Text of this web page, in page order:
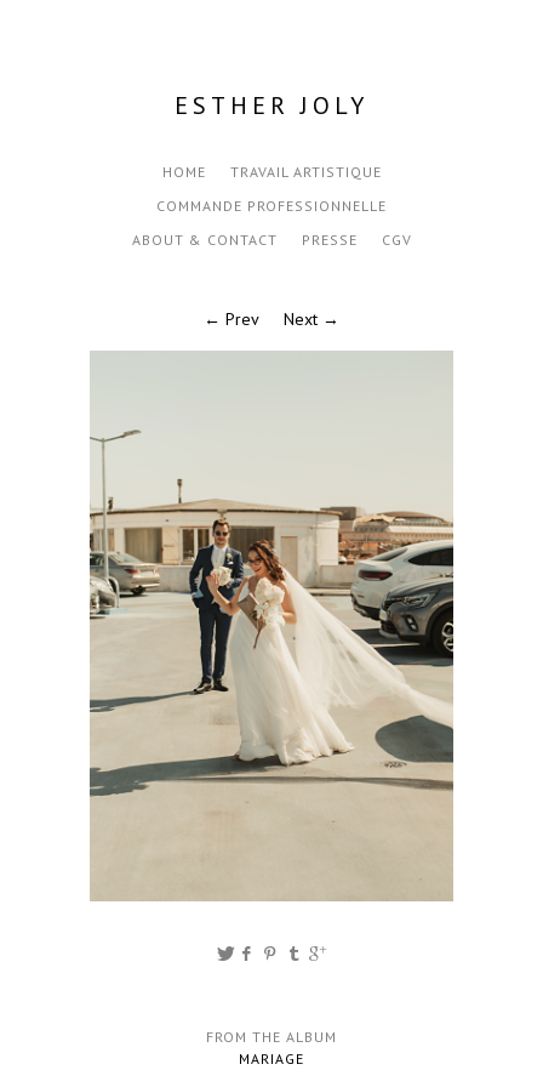
ESTHER JOLY
HOME
TRAVAIL ARTISTIQUE
COMMANDE PROFESSIONNELLE
ABOUT & CONTACT
PRESSE CGV
← Prev Next →
FROM THE ALBUM
MARIAGE